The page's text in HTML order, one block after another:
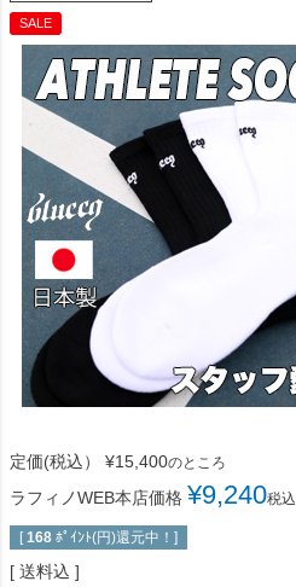
SALE
定価(税込） ¥15,400のところ
ラフィノWEB本店価格 ¥9,240税込
[ 168 ﾎﾟｲﾝﾄ(円)還元中！]
送料込